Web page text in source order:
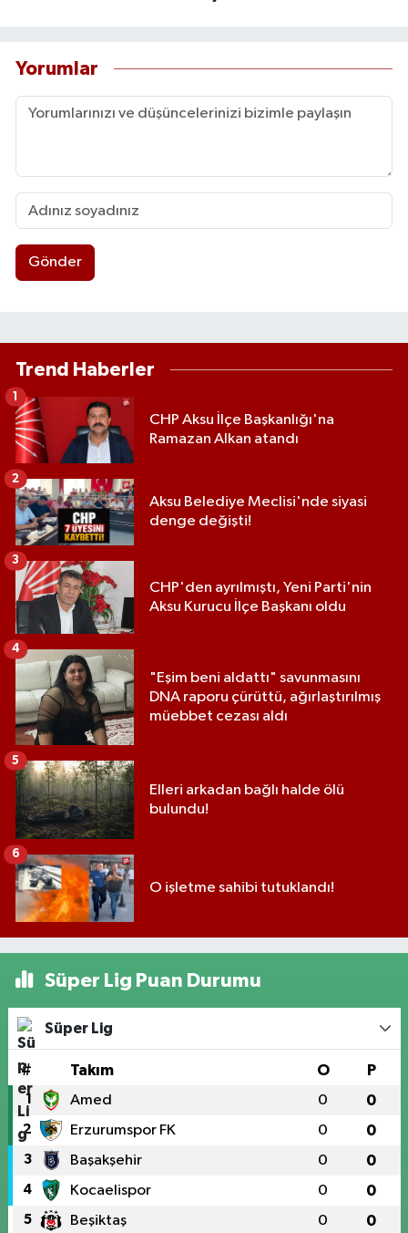
Yorumlar
Gönder
Trend Haberler
CHP Aksu İlçe Başkanlığı'na
Ramazan Alkan atandı
1
Aksu Belediye Meclisi'nde siyasi
denge değişti!
2
CHP'den ayrılmıştı, Yeni Parti'nin
Aksu Kurucu İlçe Başkanı oldu
3
"Eşim beni aldattı" savunmasını
DNA raporu çürüttü, ağırlaştırılmış
müebbet cezası aldı
4
Elleri arkadan bağlı halde ölü
bulundu!
5
O işletme sahibi tutuklandı!
6
Süper Lig Puan Durumu
Süper Lig
# Takım O P
1 Amed 0 0
2 Erzurumspor FK 0 0
3 Başakşehir 0 0
4 Kocaelispor 0 0
5 Beşiktaş 0 0